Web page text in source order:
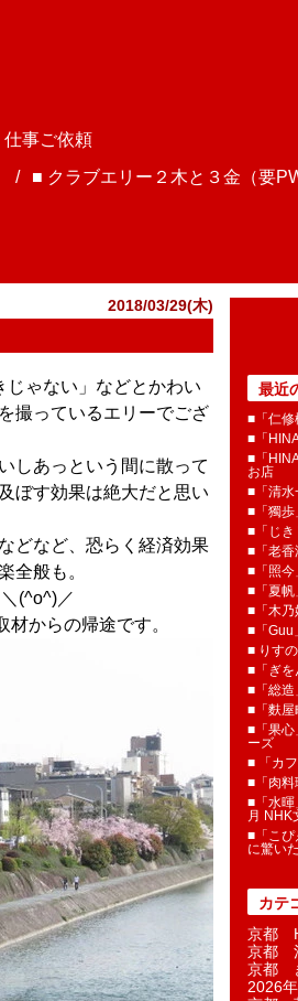
事ご依頼
■ クラブエリー２木と３金（要
2018/03/29(木)
ゃない」などとかわい
撮っているエリーでござ
しあっという間に散って
ぼす効果は絶大だと思い
どなど、恐らく経済効果
楽全般も。
(^o^)／
からの帰途です。
最近
■「仁修
■「
■「
お店
■「清水
■「獨歩
■「じき
■「老香
■「照今
■「夏帆
■「木乃
■「Guu
■ りす
■「ぎを
■「総造
■「麩屋
■「果心
ーズ
■ 「カ
■「肉料
■「水暉
月 NHK
■「こぴ
に驚いた
カテ
京都
京都
京都
2026